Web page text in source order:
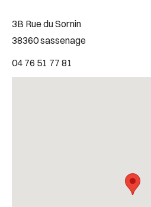
3B Rue du Sornin
38360 sassenage
04 76 51 77 81